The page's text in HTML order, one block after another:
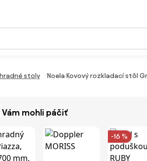
stoly Noela Kovový rozkladací stôl
mohli páčiť
-16 %